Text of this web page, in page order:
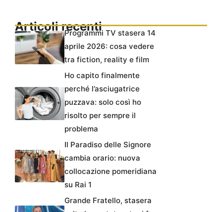
Articoli recentiProgrammi TV stasera 14
aprile 2026: cosa vedere
tra fiction, reality e film
Ho capito finalmente
perché l’asciugatrice
puzzava: solo così ho
risolto per sempre il
problema
Il Paradiso delle Signore
cambia orario: nuova
collocazione pomeridiana
su Rai 1
Grande Fratello, stasera